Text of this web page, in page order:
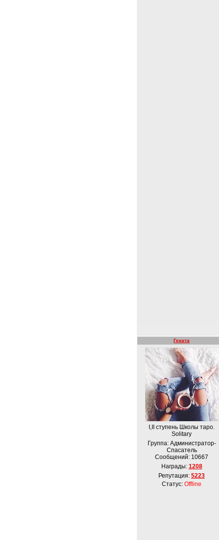
Геката
I,II ступень Школы таро.
Solitary
Группа: Администратор-
Спасатель
Сообщений: 10667
Награды: 1208
Репутация: 5223
Статус: Offline